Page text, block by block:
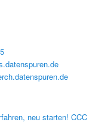
neu starten! CCC